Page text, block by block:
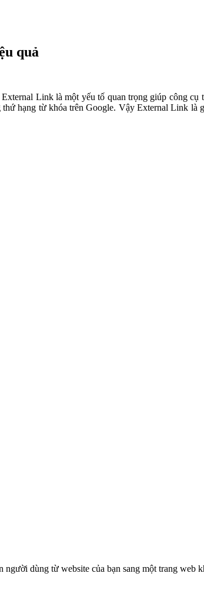
quả
Link là một yếu tố quan trọng giúp công
hạng từ khóa trên Google. Vậy External Link là
người dùng từ website của bạn sang một trang web